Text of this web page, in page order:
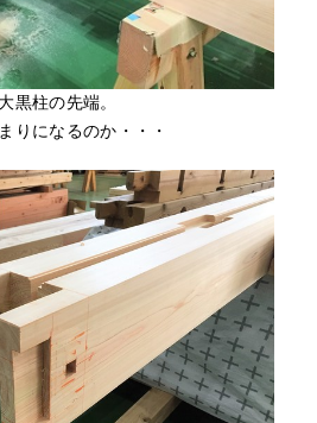
黒柱の先端。
りになるのか・・・